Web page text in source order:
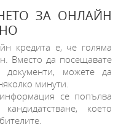
ЗА ОНЛАЙН
кредита е, че голяма
Вместо да посещавате
можете да
минути.
се попълва
което